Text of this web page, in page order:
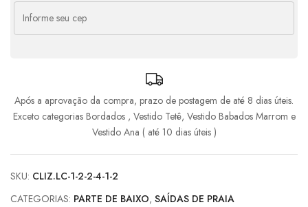
Após a aprovação da compra, prazo de postagem de até 8 dias úteis.
Exceto categorias Bordados , Vestido Tetê, Vestido Babados Marrom e
Vestido Ana ( até 10 dias úteis )
SKU: CLIZ.LC-1-2-2-4-1-2
CATEGORIAS: PARTE DE BAIXO, SAÍDAS DE PRAIA